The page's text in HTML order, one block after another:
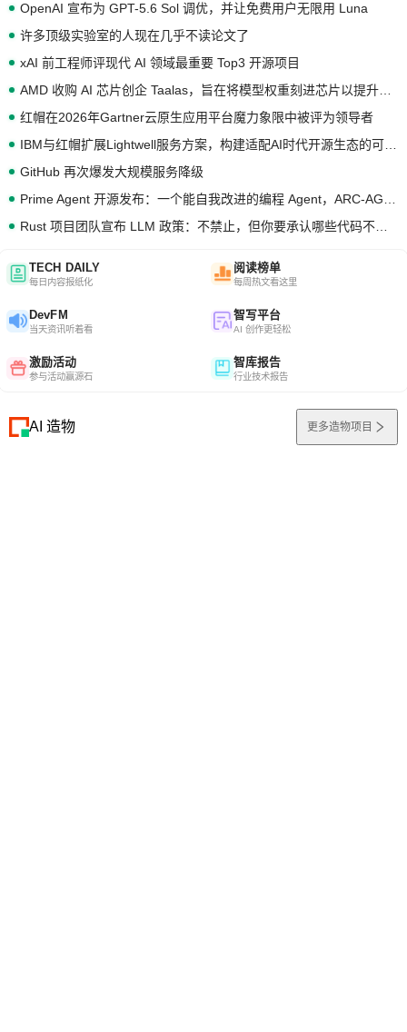
OpenAI 宣布为 GPT-5.6 Sol 调优，并让免费用户无限用 Luna
许多顶级实验室的人现在几乎不读论文了
xAI 前工程师评现代 AI 领域最重要 Top3 开源项目
红帽在2026年Gartner云原生应用平台魔力象限中被评为领导者
GitHub 再次爆发大规模服务降级
TECH DAILY
每日内容报纸化
阅读榜单
每周热文看这里
DevFM
当天资讯听着看
智写平台
AI 创作更轻松
激励活动
参与活动赢源石
智库报告
行业技术报告
AI 造物 更多造物项目